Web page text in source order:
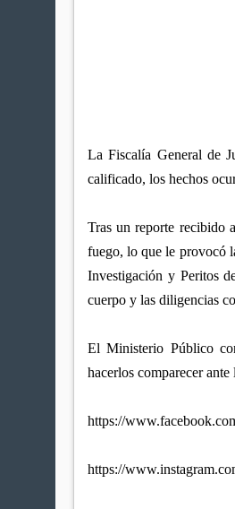
La Fiscalía General de
calificado, los hechos
Tras un reporte recibido
fuego, lo que le provocó
Investigación y Peritos
cuerpo y las diligencias
El Ministerio Público
hacerlos comparecer ante
https://
https://